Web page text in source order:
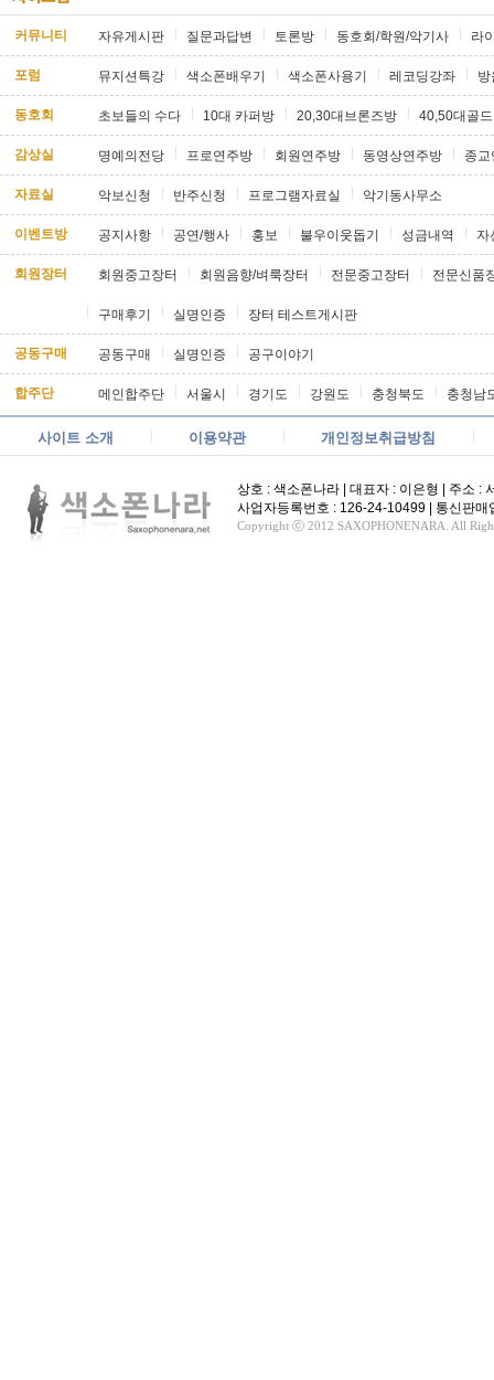
커뮤니티 자유게시판 질문과답변 토론방 동호회/학원/악기사 라
포럼 뮤지션특강 색소폰배우기 색소폰사용기 레코딩강좌 방
동호회 초보들의 수다 10대 카퍼방 20,30대브론즈방 40,50대골
감상실 명예의전당 프로연주방 회원연주방 동영상연주방 종교
자료실 악보신청 반주신청 프로그램자료실 악기동사무소
이벤트방 공지사항 공연/행사 홍보 불우이웃돕기 성금내역 자
회원장터 회원중고장터 회원음향/벼룩장터 전문중고장터 전문신품
구매후기 실명인증 장터 테스트게시판
공동구매 공동구매 실명인증 공구이야기
합주단 메인합주단 서울시 경기도 강원도 충청북도 충청남
사이트 소개 이용약관 개인정보취급방침
상호 : 색소폰나라 | 대표자 : 이은형 | 주소
사업자등록번호 : 126-24-10499 | 통신판
Copyright ⓒ 2012 SAXOPHONENARA. All